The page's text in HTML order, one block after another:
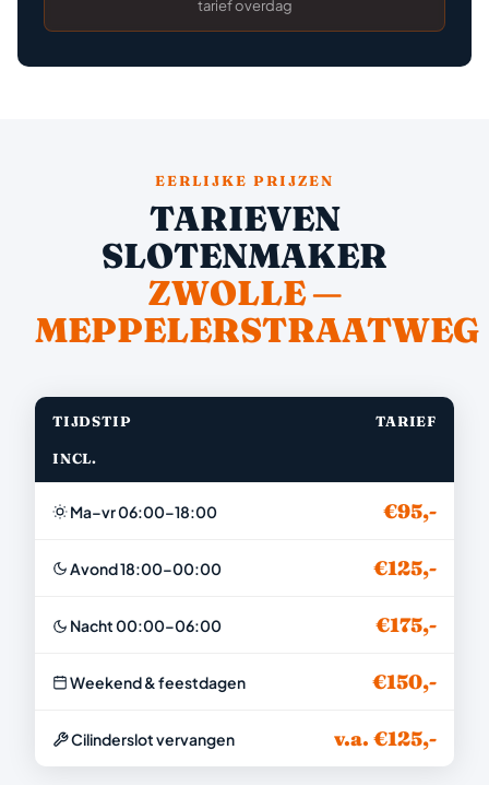
tarief overdag
EERLIJKE PRIJZEN
TARIEVEN
SLOTENMAKER
ZWOLLE —
MEPPELERSTRAATWEG
TIJDSTIP TARIEF
INCL.
Ma–vr 06:00–18:00 €95,-
Avond 18:00–00:00 €125,-
Nacht 00:00–06:00 €175,-
Weekend & feestdagen €150,-
Cilinderslot vervangen v.a. €125,-